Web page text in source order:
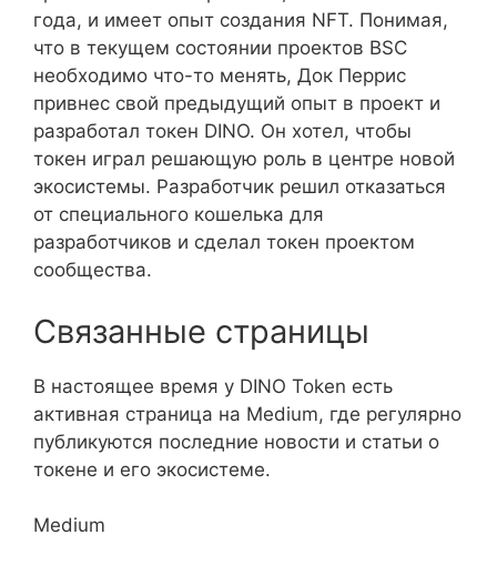
года, и имеет опыт создания NFT. Понимая,
что в текущем состоянии проектов BSC
необходимо что-то менять, Док Перрис
привнес свой предыдущий опыт в проект и
разработал токен DINO. Он хотел, чтобы
токен играл решающую роль в центре новой
экосистемы. Разработчик решил отказаться
от специального кошелька для
разработчиков и сделал токен проектом
сообщества.
Связанные страницы
В настоящее время у DINO Token есть
активная страница на Medium, где регулярно
публикуются последние новости и статьи о
токене и его экосистеме.
Medium